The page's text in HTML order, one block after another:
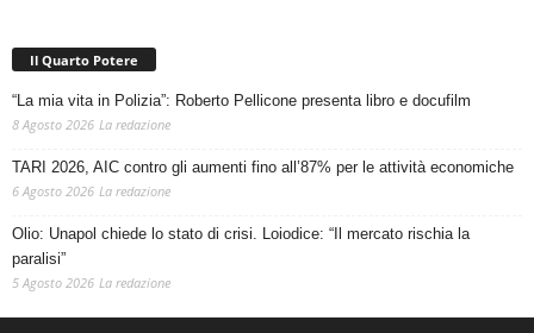
Il Quarto Potere
“La mia vita in Polizia”: Roberto Pellicone presenta libro e docufilm
8 Agosto 2026 La redazione
TARI 2026, AIC contro gli aumenti fino all’87% per le attività economiche
6 Agosto 2026 La redazione
Olio: Unapol chiede lo stato di crisi. Loiodice: “Il mercato rischia la
paralisi”
5 Agosto 2026 La redazione